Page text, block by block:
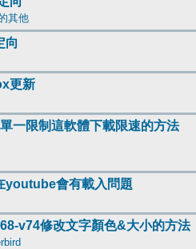
其他
向
更新
一限制這軟體下載限速的方法
youtube會有載入問題
v74修改文字顏色&大小的方法